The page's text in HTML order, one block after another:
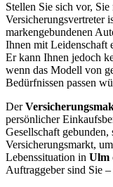
Stellen Sie sich vor,
Versicherungsvertreter
markengebundenen
Ihnen mit Leidenschaft
Er kann Ihnen jedoch
wenn das Modell von
Bedürfnissen passen
Der
persönlicher
Gesellschaft gebunden,
Versicherungsmarkt,
Lebenssituation in Ulm
Auftraggeber sind Sie